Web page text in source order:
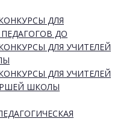
ДЛЯ
ДО
ДЛЯ УЧИТЕЛЕЙ
ДЛЯ УЧИТЕЛЕЙ
ШКОЛЫ